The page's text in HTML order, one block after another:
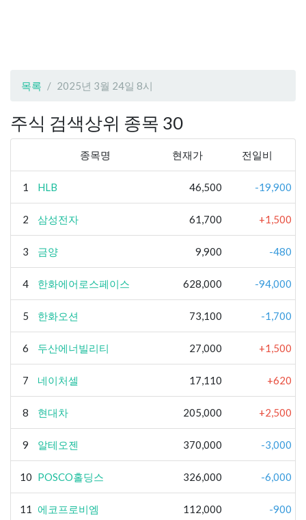
목록 2025년 3월 24일 8시
주식 검색상위 종목 30
종목명 현재가 전일비
1 HLB 46,500 -19,900
2 삼성전자 61,700 +1,500
3 금양 9,900 -480
4 한화에어로스페이스 628,000 -94,000
5 한화오션 73,100 -1,700
6 두산에너빌리티 27,000 +1,500
7 네이처셀 17,110 +620
8 현대차 205,000 +2,500
9 알테오젠 370,000 -3,000
10 POSCO홀딩스 326,000 -6,000
11 에코프로비엠 112,000 -900